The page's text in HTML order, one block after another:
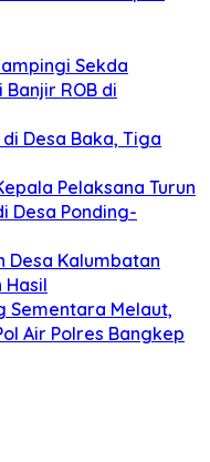
Sekda
ROB di
Desa Baka, Tiga
Pelaksana Turun
Desa Ponding-
Desa Kalumbatan
Hasil
Sementara Melaut,
Air Polres Bangkep